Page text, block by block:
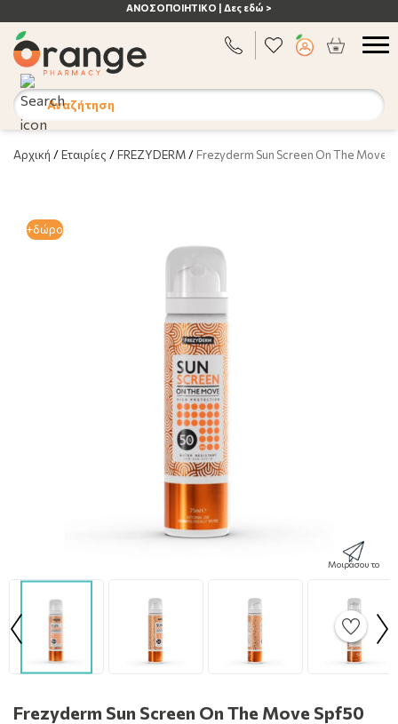
ΑΝΟΣΟΠΟΙΗΤΙΚΟ | Δες εδώ >
Αναζήτηση
Αρχική /Εταιρίες /FREZYDERM / Frezyderm Sun Screen On The Move
+δώρο
Μοιράσου το
Frezyderm Sun Screen On The Move Spf50